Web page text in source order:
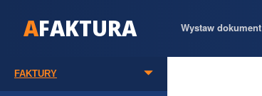
AFAKTURA Wystaw dokument
FAKTURY